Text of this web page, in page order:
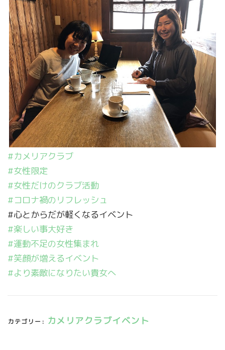
営業時間 9:00～18:00
定休日 火・水曜日
#カメリアクラブ
#女性限定
#女性だけのクラブ活動
#コロナ禍のリフレッシュ
#心とからだが軽くなるイベント
#楽しい事大好き
#運動不足の女性集まれ
#笑顔が増えるイベント
#より素敵になりたい貴女へ
カテゴリー: カメリアクラブイベント